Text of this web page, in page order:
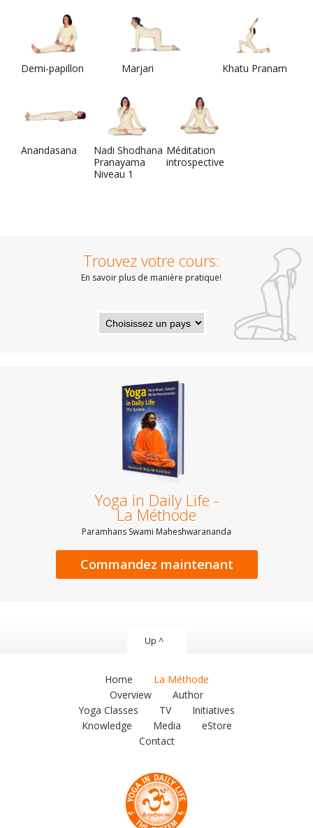
Demi-papillon Marjari Khatu Pranam
Anandasana
Nadi Shodhana
Pranayama
Niveau 1
Méditation
introspective
Trouvez votre cours:
En savoir plus de manière pratique!
Yoga in Daily Life -
La Méthode
Paramhans Swami Maheshwarananda
Commandez maintenant
Up ^
Home
La Méthode
Overview
Author
Yoga Classes
TV
Initiatives
Knowledge
Media
eStore
Contact